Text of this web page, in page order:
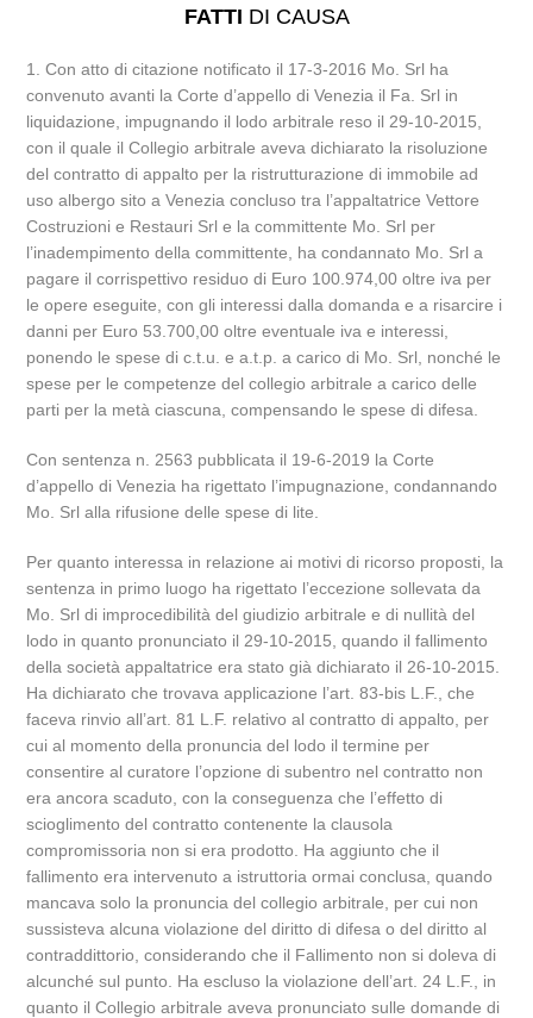
FATTI DI CAUSA
1. Con atto di citazione notificato il 17-3-2016 Mo. Srl ha
convenuto avanti la Corte d’appello di Venezia il Fa. Srl in
liquidazione, impugnando il lodo arbitrale reso il 29-10-2015,
con il quale il Collegio arbitrale aveva dichiarato la risoluzione
del contratto di appalto per la ristrutturazione di immobile ad
uso albergo sito a Venezia concluso tra l’appaltatrice Vettore
Costruzioni e Restauri Srl e la committente Mo. Srl per
l’inadempimento della committente, ha condannato Mo. Srl a
pagare il corrispettivo residuo di Euro 100.974,00 oltre iva per
le opere eseguite, con gli interessi dalla domanda e a risarcire i
danni per Euro 53.700,00 oltre eventuale iva e interessi,
ponendo le spese di c.t.u. e a.t.p. a carico di Mo. Srl, nonché le
spese per le competenze del collegio arbitrale a carico delle
parti per la metà ciascuna, compensando le spese di difesa.
Con sentenza n. 2563 pubblicata il 19-6-2019 la Corte
d’appello di Venezia ha rigettato l’impugnazione, condannando
Mo. Srl alla rifusione delle spese di lite.
Per quanto interessa in relazione ai motivi di ricorso proposti, la
sentenza in primo luogo ha rigettato l’eccezione sollevata da
Mo. Srl di improcedibilità del giudizio arbitrale e di nullità del
lodo in quanto pronunciato il 29-10-2015, quando il fallimento
della società appaltatrice era stato già dichiarato il 26-10-2015.
Ha dichiarato che trovava applicazione l’art. 83-bis L.F., che
faceva rinvio all’art. 81 L.F. relativo al contratto di appalto, per
cui al momento della pronuncia del lodo il termine per
consentire al curatore l’opzione di subentro nel contratto non
era ancora scaduto, con la conseguenza che l’effetto di
scioglimento del contratto contenente la clausola
compromissoria non si era prodotto. Ha aggiunto che il
fallimento era intervenuto a istruttoria ormai conclusa, quando
mancava solo la pronuncia del collegio arbitrale, per cui non
sussisteva alcuna violazione del diritto di difesa o del diritto al
contraddittorio, considerando che il Fallimento non si doleva di
alcunché sul punto. Ha escluso la violazione dell’art. 24 L.F., in
quanto il Collegio arbitrale aveva pronunciato sulle domande di